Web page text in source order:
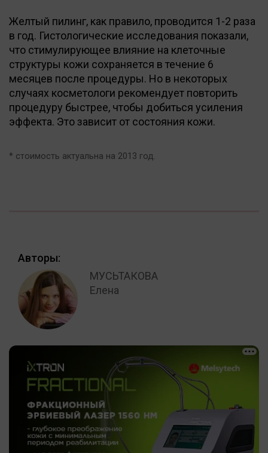
Желтый пилинг, как правило, проводится 1-2 раза
в год. Гистологические исследования показали,
что стимулирующее влияние на клеточные
структуры кожи сохраняется в течение 6
месяцев после процедуры. Но в некоторых
случаях косметологи рекомендует повторить
процедуру быстрее, чтобы добиться усиления
эффекта. Это зависит от состояния кожи.
* стоимость актуальна на 2013 год.
Авторы:
МУСЬТАКОВА
Елена